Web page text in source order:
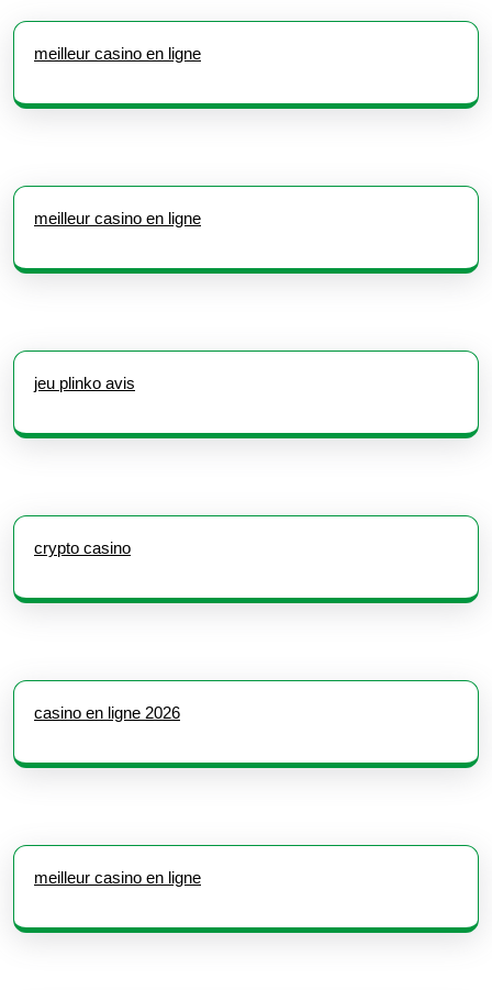
meilleur casino en ligne
meilleur casino en ligne
jeu plinko avis
crypto casino
casino en ligne 2026
meilleur casino en ligne